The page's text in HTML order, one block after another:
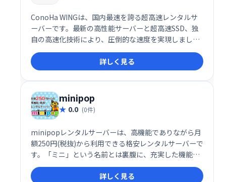
ConoHa WINGは、国内最速を誇る超高速レンタルサ
ーバーです。最新の高性能サーバーと超高速SSD、独
自の高速化技術により、圧倒的な速度を実現しまし
た。ウェブサイトの表示速度を向上させ、ユーザー体
験を最適化したい方におすすめです。
詳しく見る
minipop
0.0 (0件)
minipopレンタルサーバーは、高機能でありながら月
額250円(税抜)から利用できる格安レンタルサーバーで
す。「ミニ」という名前とは裏腹に、充実した機能を
提供しています。コストを抑えつつ、ウェブサイト運
営を始めるのに最適な選択肢です。
詳しく見る